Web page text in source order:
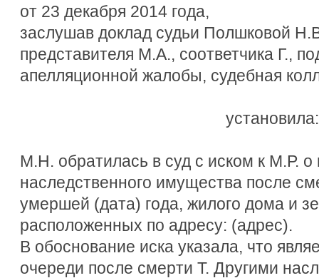
от 23 декабря 2014 года,
заслушав доклад судьи Полшковой
представителя М.А., соответчика Г.,
апелляционной жалобы, судебная
установила:
М.Н. обратилась в суд с иском к М.Р. о
наследственного имущества после
умершей (дата) года, жилого дома и
расположенных по адресу: (адрес).
В обоснование иска указала, что
очереди после смерти Т. Другими